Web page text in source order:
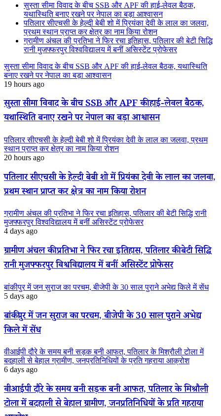
सुस्ता सीमा विवाद के बीच SSB और APF की हाई-लेवल बैठक,
यथास्थिति बनाए रखने पर नेपाल का बड़ा आश्वासन
पतिलार सीएचसी के हेल्दी बेबी शो में प्रियंका देवी के लाल का जलवा,
प्रथम स्थान प्राप्त कर क्षेत्र का नाम किया रोशन
ग्रामीण अंचल की प्रतिभा ने फिर रचा इतिहास, पतिलार की बेटी सिद्धि
रानी मुजफ्फरपुर विश्वविद्यालय में बनीं असिस्टेंट प्रोफेसर
सुस्ता सीमा विवाद के बीच SSB और APF की हाई-लेवल बैठक, यथास्थिति
बनाए रखने पर नेपाल का बड़ा आश्वासन
19 hours ago
सुस्ता सीमा विवाद के बीच SSB और APF की हाई-लेवल बैठक,
यथास्थिति बनाए रखने पर नेपाल का बड़ा आश्वासन
पतिलार सीएचसी के हेल्दी बेबी शो में प्रियंका देवी के लाल का जलवा, प्रथम
स्थान प्राप्त कर क्षेत्र का नाम किया रोशन
20 hours ago
पतिलार सीएचसी के हेल्दी बेबी शो में प्रियंका देवी के लाल का जलवा,
प्रथम स्थान प्राप्त कर क्षेत्र का नाम किया रोशन
ग्रामीण अंचल की प्रतिभा ने फिर रचा इतिहास, पतिलार की बेटी सिद्धि रानी
मुजफ्फरपुर विश्वविद्यालय में बनीं असिस्टेंट प्रोफेसर
4 days ago
ग्रामीण अंचल की प्रतिभा ने फिर रचा इतिहास, पतिलार की बेटी सिद्धि
रानी मुजफ्फरपुर विश्वविद्यालय में बनीं असिस्टेंट प्रोफेसर
बांकीपुर में जन सुराज का परचम, बीजेपी के 30 साल पुराने अभेद्य किले में सेंध
5 days ago
बांकीपुर में जन सुराज का परचम, बीजेपी के 30 साल पुराने अभेद्य
किले में सेंध
वीआईपी दौरे के समय बनी सड़क बनी आफत, पतिलार के मिश्रौली टोला में
बदहाली से बेहाल ग्रामीण, जनप्रतिनिधियों के प्रति गहराया आक्रोश
6 days ago
वीआईपी दौरे के समय बनी सड़क बनी आफत, पतिलार के मिश्रौली
टोला में बदहाली से बेहाल ग्रामीण, जनप्रतिनिधियों के प्रति गहराया